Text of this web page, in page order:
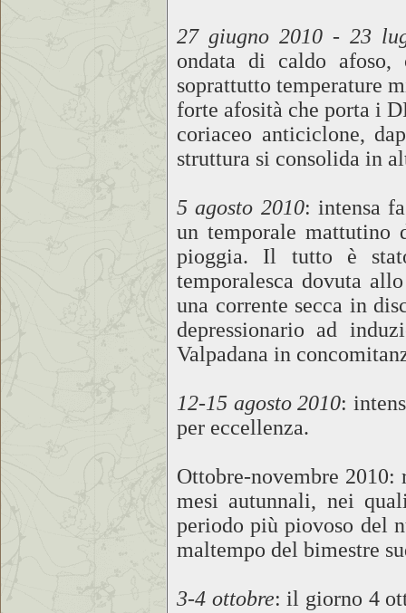
27 giugno 2010 - 23
ondata di caldo afoso,
soprattutto temperature
forte afosità che porta i
coriaceo anticiclone,
struttura si consolida in
5 agosto 2010: intensa
un temporale mattutino
pioggia. Il tutto è
temporalesca dovuta
una corrente secca in
depressionario ad
Valpadana in
12-15 agosto 2010:
per eccellenza.
Ottobre-novembre 2010:
mesi autunnali, nei
periodo più piovoso del
maltempo del bimestre
3-4 ottobre: il giorno 4